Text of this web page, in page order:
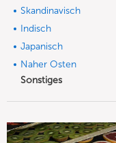
Skandinavisch
Indisch
Japanisch
Naher Osten
Sonstiges